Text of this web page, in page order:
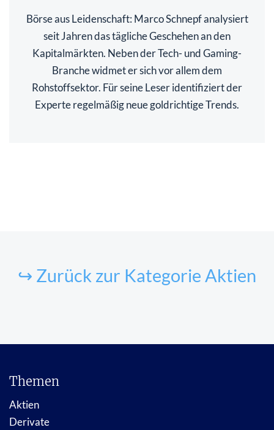
Börse aus Leidenschaft: Marco Schnepf analysiert
seit Jahren das tägliche Geschehen an den
Kapitalmärkten. Neben der Tech- und Gaming-
Branche widmet er sich vor allem dem
Rohstoffsektor. Für seine Leser identifiziert der
Experte regelmäßig neue goldrichtige Trends.
↪ Zurück zur Kategorie Aktien
Themen
Aktien
Derivate